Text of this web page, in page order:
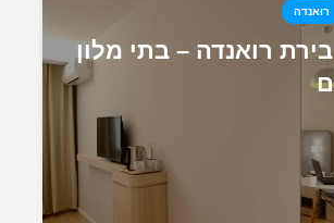
רואנדה
רואנדה – בתי מלון